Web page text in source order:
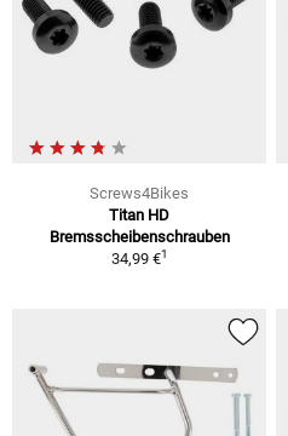
Screws4Bikes
Titan HD
Bremsscheibenschrauben
34,99 €1